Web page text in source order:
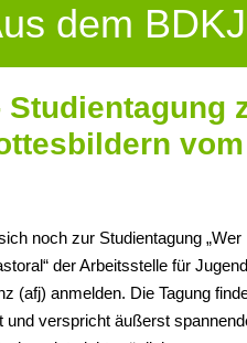
dem BDKJ
noch zur Studientagung
der Arbeitsstelle für
(afj) anmelden. Die Tagung
und verspricht äußerst